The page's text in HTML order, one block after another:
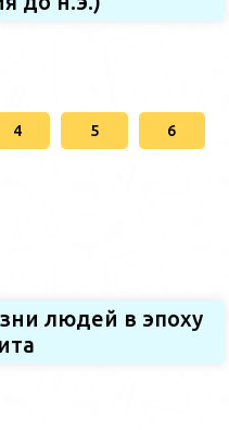
4 5 6
людей в эпоху